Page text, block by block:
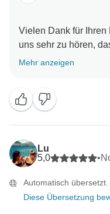
Vielen Dank für Ihren
uns sehr zu hören,
Tour hatten und wir
Mehr anzeigen
Lu
5,0
•
Automatisch übersetzt.
Diese Übersetzung